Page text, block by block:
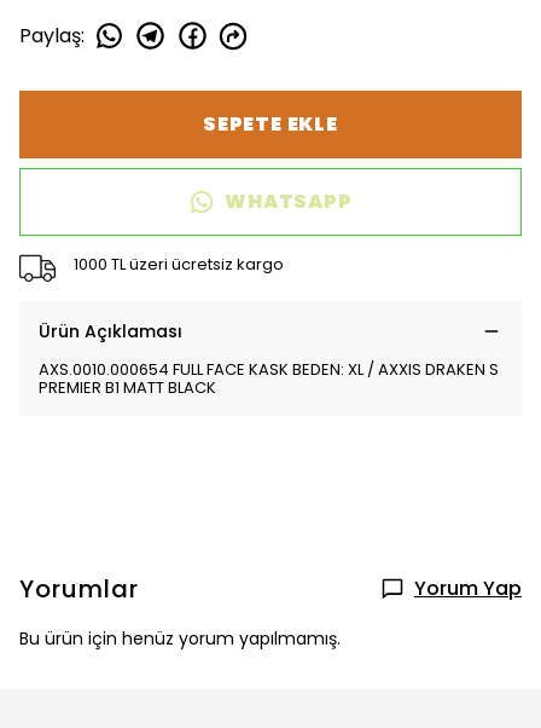
Paylaş:
SEPETE EKLE
WHATSAPP
1000 TL üzeri ücretsiz kargo
Ürün Açıklaması
AXS.0010.000654 FULL FACE KASK BEDEN: XL / AXXIS DRAKEN S
PREMIER B1 MATT BLACK
Yorumlar Yorum Yap
Bu ürün için henüz yorum yapılmamış.